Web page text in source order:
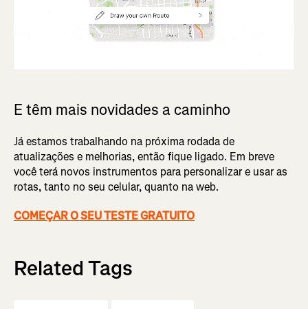
E têm mais novidades a caminho
Já estamos trabalhando na próxima rodada de
atualizações e melhorias, então fique ligado. Em breve
você terá novos instrumentos para personalizar e usar as
rotas, tanto no seu celular, quanto na web.
COMEÇAR O SEU TESTE GRATUITO
Related Tags